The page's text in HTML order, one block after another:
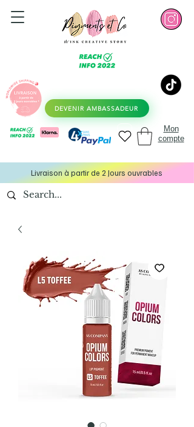
DEVENIR AMBASSADEUR
Mon
compte
Livraison à partir de 2 Jours ouvrables